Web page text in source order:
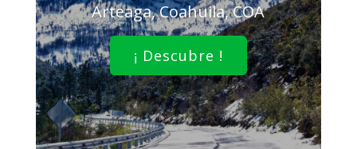
Arteaga, Coahuila, COA
¡ Descubre !